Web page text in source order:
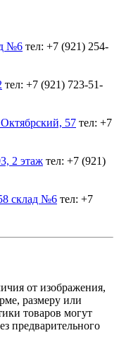
№6 тел: +7 (921) 254-
тел: +7 (921) 723-51-
57 тел: +7
2 этаж тел: +7 (921)
склад №6 тел: +7
от изображения,
размеру или
товаров могут
предварительного